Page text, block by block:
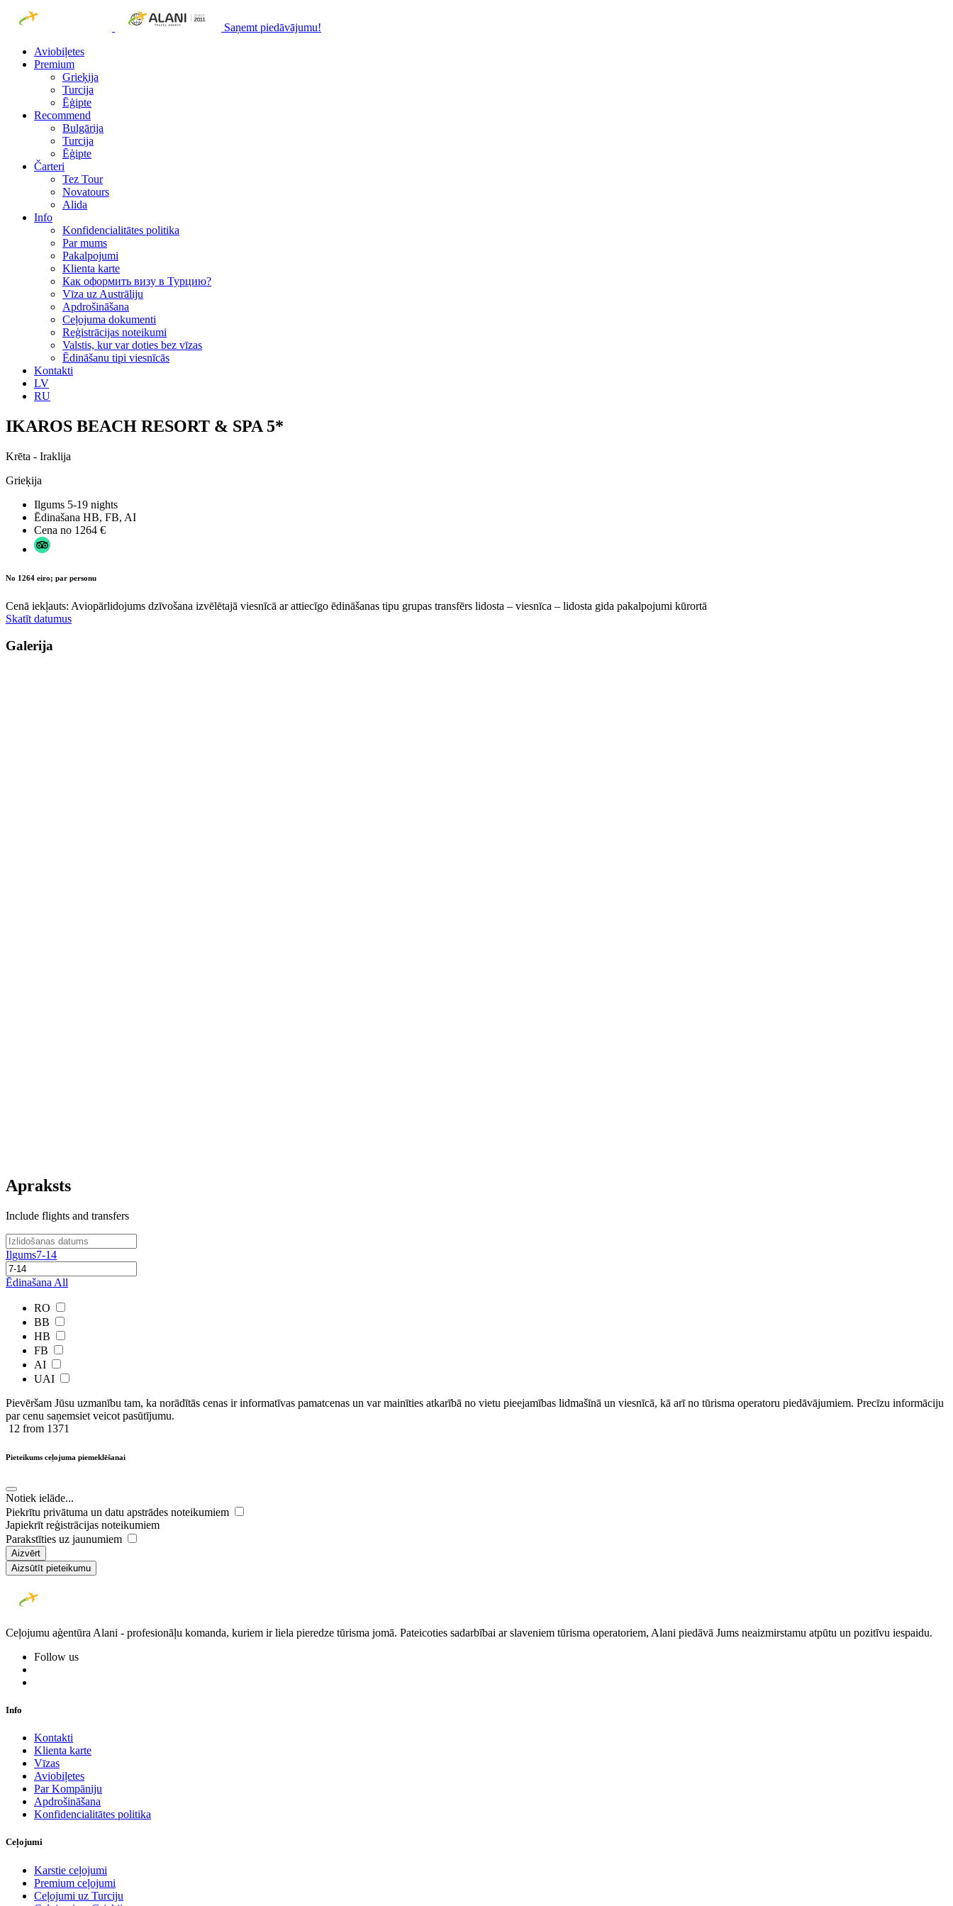
Saņemt piedāvājumu!
Aviobiļetes
Premium
Grieķija
Turcija
Ēģipte
Recommend
Bulgārija
Turcija
Ēģipte
Čarteri
Tez Tour
Novatours
Alida
Info
Konfidencialitātes politika
Par mums
Рakalpojumi
Klienta karte
Как оформить визу в Турцию?
Vīza uz Austrāliju
Apdrošināšana
Ceļojuma dokumenti
Reģistrācijas noteikumi
Valstis, kur var doties bez vīzas
Ēdināšanu tipi viesnīcās
Kontakti
LV
RU
IKAROS BEACH RESORT & SPA 5*
Krēta - Iraklija
Grieķija
Ilgums 5-19 nights
Ēdinašana HB, FB, AI
Cena no 1264 €
No 1264 eiro; par personu
Cenā iekļauts: Aviopārlidojums dzīvošana izvēlētajā viesnīcā ar attiecīgo ēdināšanas tipu grupas transfērs lidosta – viesnīca – lidosta gida pakalpojumi kūrortā
Skatīt datumus
Galerija
Apraksts
Include flights and transfers
Ilgums7-14
Ēdinašana All
RO
BB
HB
FB
AI
UAI
Pievēršam Jūsu uzmanību tam, ka norādītās cenas ir ​informatīvas ​pamatcenas un var mainīties atkarībā ​no ​vietu pieejamības lidmašīnā un viesnīcā, kā arī no tūrisma operatoru piedāvājumiem. Precīzu informāciju
par cenu saņemsiet veicot pasūtījumu.
12 from 1371
Pieteikums ceļojuma piemeklēšanai
Notiek ielāde...
Piekrītu privātuma un datu apstrādes noteikumiem
Japiekrīt reģistrācijas noteikumiem
Parakstīties uz jaunumiem
Aizvērt
Aizsūtīt pieteikumu
Ceļojumu aģentūra Alani - profesionāļu komanda, kuriem ir liela pieredze tūrisma jomā. Pateicoties sadarbībai ar slaveniem tūrisma operatoriem, Alani piedāvā Jums neaizmirstamu atpūtu un pozitīvu iespaidu.
Follow us
Info
Kontakti
Klienta karte
Vīzas
Aviobiļetes
Par Kompāniju
Apdrošināšana
Konfidencialitātes politika
Ceļojumi
Karstie ceļojumi
Premium ceļojumi
Ceļojumi uz Turciju